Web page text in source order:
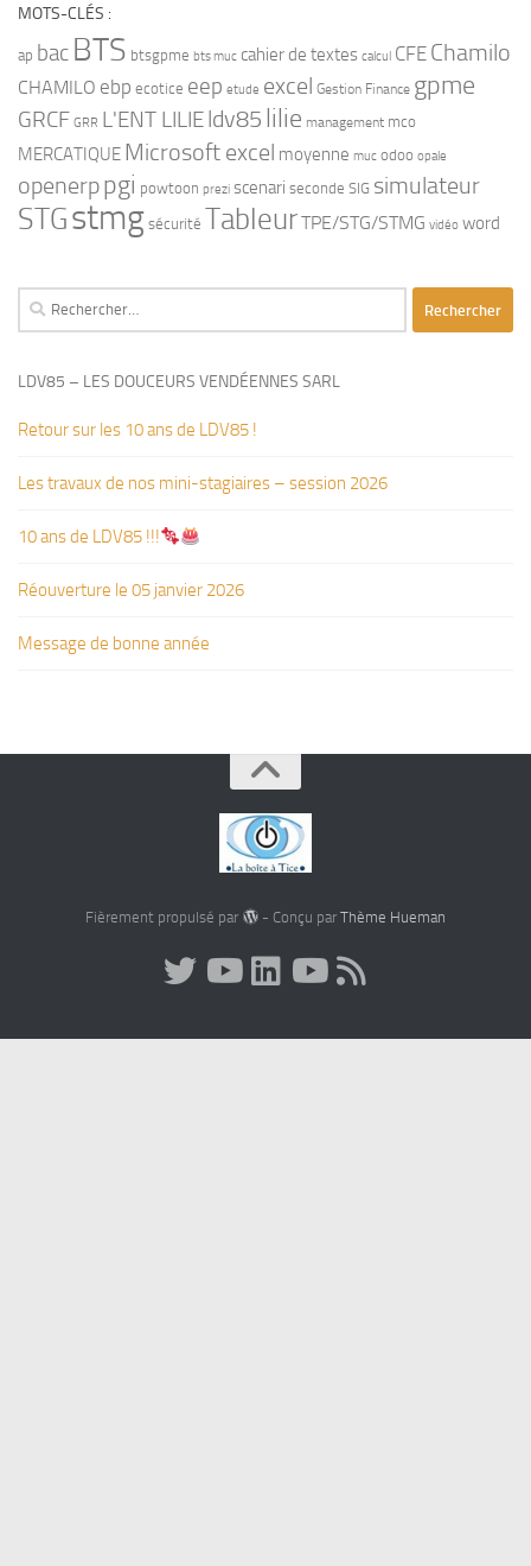
MOTS-CLÉS :
ap bac BTS btsgpme bts muc cahier de textes calcul CFE Chamilo
CHAMILO ebp ecotice eep etude excel Gestion Finance gpme
GRCF GRR L'ENT LILIEldv85 lilie management mco
MERCATIQUE Microsoft excel moyenne muc odoo opale
openerppgi powtoon prezi scenari seconde SIG simulateur
STGstmg sécurité TableurTPE/STG/STMG vidéo word
Rechercher :
LDV85 – LES DOUCEURS VENDÉENNES SARL
Retour sur les 10 ans de LDV85 !
Les travaux de nos mini-stagiaires – session 2026 ‍‍‍‍‍
10 ans de LDV85 !!!
Réouverture le 05 janvier 2026
Message de bonne année
Fièrement propulsé par - Conçu par Thème Hueman